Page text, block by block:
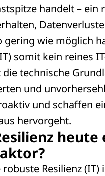
handelt –
gering wie möglich
somit kein reines
technische
und
und schaffen
hervorgeht.
Resilienz